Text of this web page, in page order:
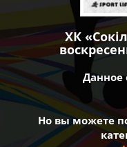
ХК
Данное
Но вы можете